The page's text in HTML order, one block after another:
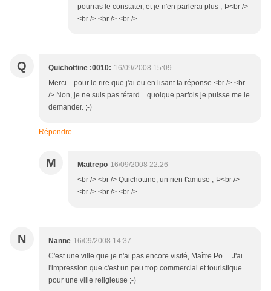
pourras le constater, et je n'en parlerai plus ;-Þ<br />
<br /> <br /> <br />
Q Quichottine :0010: 16/09/2008 15:09
Merci... pour le rire que j'ai eu en lisant ta réponse.<br /> <br
/> Non, je ne suis pas tétard... quoique parfois je puisse me le
demander. ;-)
Répondre
M Maitrepo 16/09/2008 22:26
<br /> <br /> Quichottine, un rien t'amuse ;-Þ<br />
<br /> <br /> <br />
N Nanne 16/09/2008 14:37
C'est une ville que je n'ai pas encore visité, Maître Po ... J'ai
l'impression que c'est un peu trop commercial et touristique
pour une ville religieuse ;-)